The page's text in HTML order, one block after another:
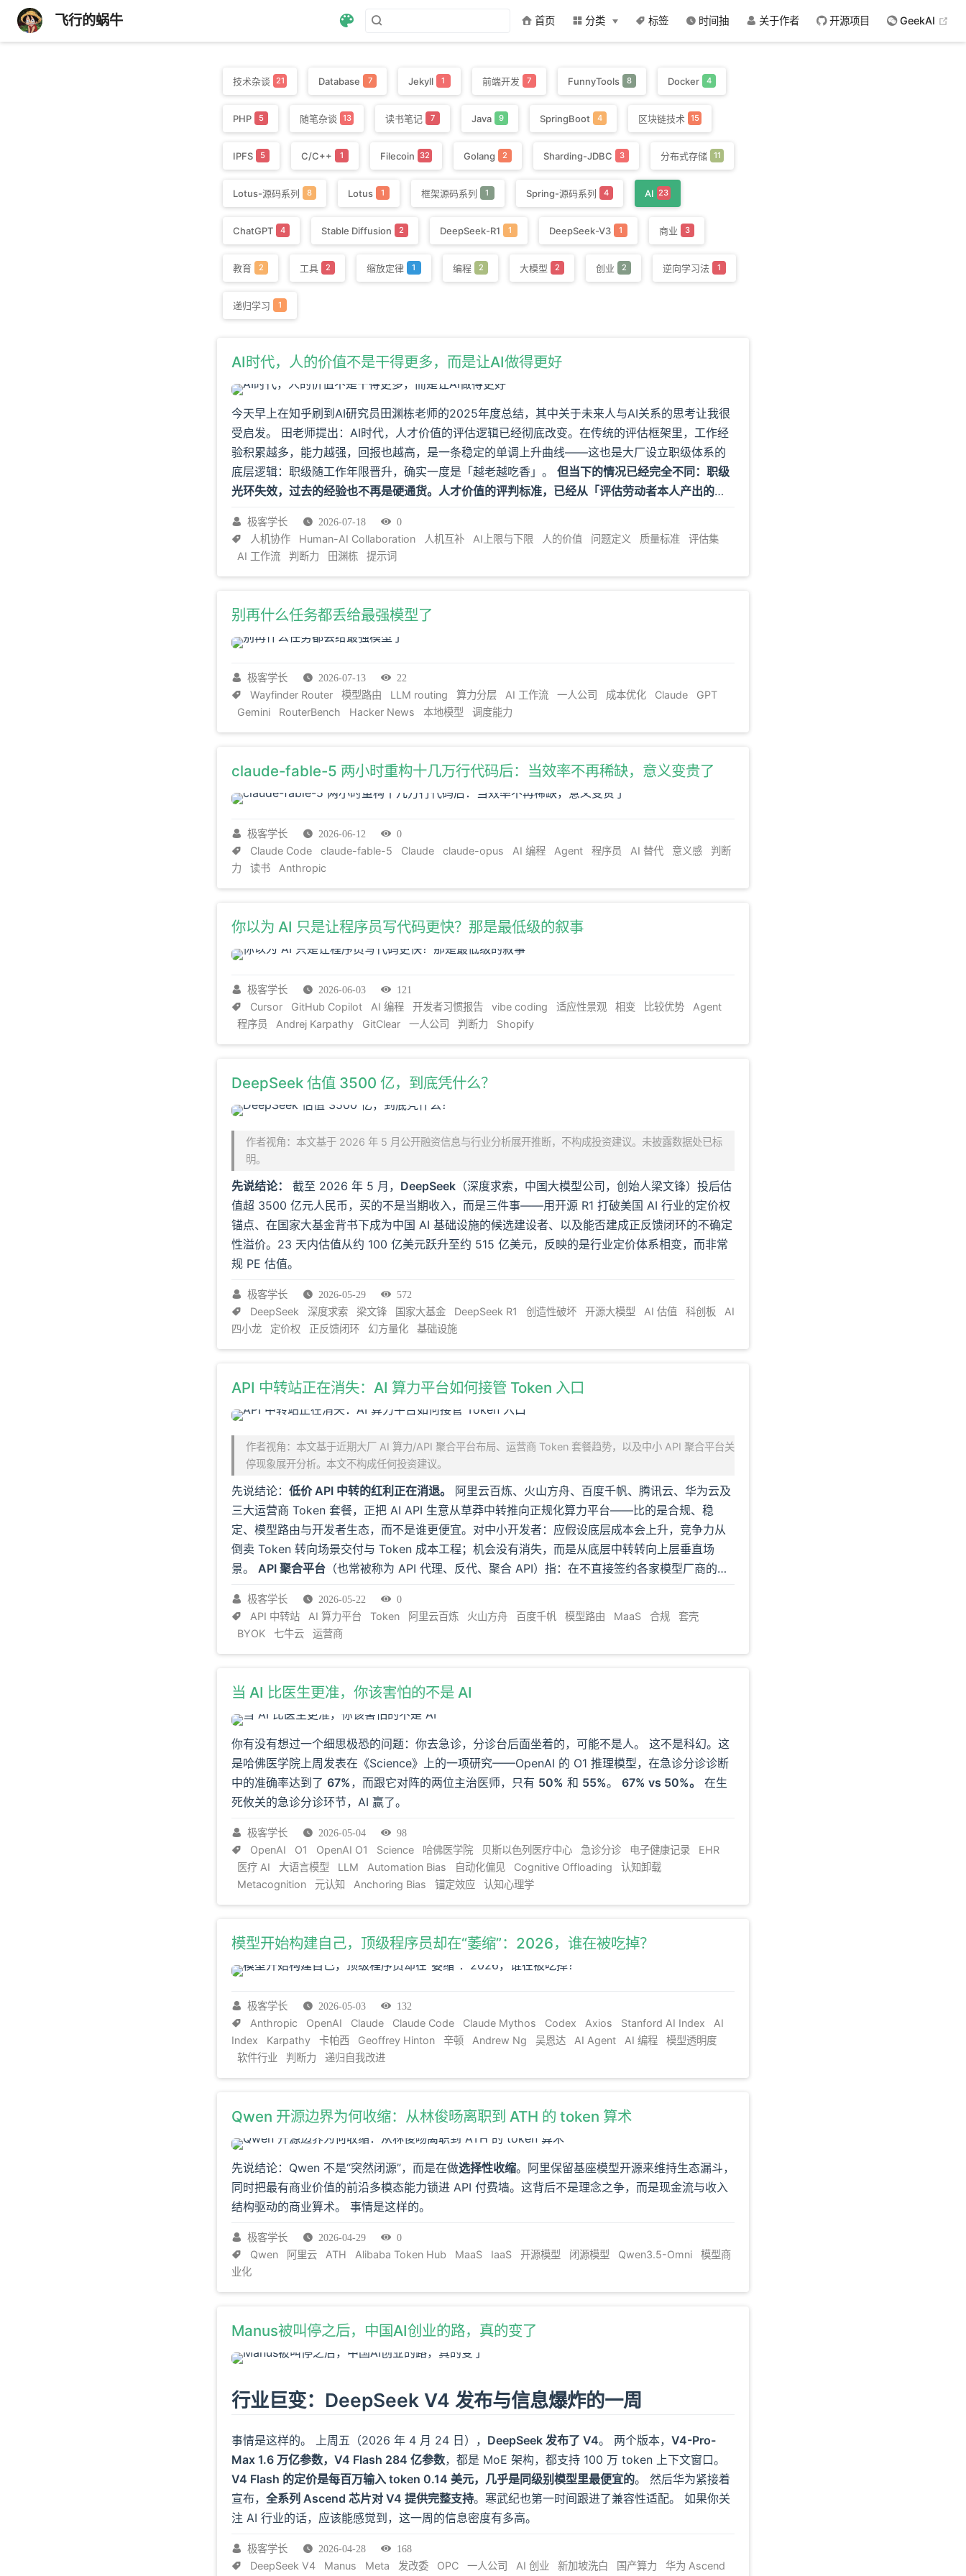
飞行的蜗牛 首页 分类 标签 时间抽 关于作者 开源项目 GeekAI
技术杂谈 21 Database 7 Jekyll 1 前端开发 7 FunnyTools 8 Docker 4
PHP 5 随笔杂谈 13 读书笔记 7 Java 9 SpringBoot 4 区块链技术 15
IPFS 5 C/C++ 1 Filecoin 32 Golang 2 Sharding-JDBC 3 分布式存储 11
Lotus-源码系列 8 Lotus 1 框架源码系列 1 Spring-源码系列 4 AI 23
ChatGPT 4 Stable Diffusion 2 DeepSeek-R1 1 DeepSeek-V3 1 商业 3
教育 2 工具 2 缩放定律 1 编程 2 大模型 2 创业 2 逆向学习法 1
递归学习 1
AI时代，人的价值不是干得更多，而是让AI做得更好
今天早上在知乎刷到AI研究员田渊栋老师的2025年度总结，其中关于未来人与AI关系的思考让我很
受启发。
田老师提出：AI时代，人才价值的评估逻辑已经彻底改变。在传统的评估框架里，工作经
验积累越多，能力越强，回报也越高，是一条稳定的单调上升曲线——这也是大厂设立职级体系的
底层逻辑：职级随工作年限晋升，确实一度是「越老越吃香」。
但当下的情况已经完全不同：职级
光环失效，过去的经验也不再是硬通货。人才价值的评判标准，已经从「评估劳动者本人产出的劳
出，这样的人才真正具备不可替代的价值。
只看劳动数量，前者似乎更有价值。
但在AI时代，可能恰恰相反。后者用两小时定义问题、拆解任
成本，却没有降低判断答案的成本。 它让文字、代码、图像、表格和方案大量出现，却没有替你决
定哪个问题值得回答，也没有保证答案适合你的场景。生成端越来越便宜，判断端反而越来越重
要。 这篇文章想讨论的不是一句口号，而是一种工作模型。读完以后，你可以用一套二维标准判断
判断层。
极客学长 2026-07-18 0
人机协作 Human-AI Collaboration 人机互补 AI上限与下限 人的价值 问题定义 质量标准
评估集
AI 工作流
判断力 田渊栋 提示词
别再什么任务都丢给最强模型了
极客学长 2026-07-13 22
Wayfinder Router 模型路由 LLM routing 算力分层 AI 工作流 一人公司 成本优化 Claude
GPT
Gemini
RouterBench Hacker News 本地模型 调度能力
claude-fable-5 两小时重构十几万行代码后：当效率不再稀缺，意义变贵了
极客学长 2026-06-12 0
Claude Code claude-fable-5 Claude claude-opus AI 编程 Agent 程序员 AI 替代 意义感
判断
力
读书 Anthropic
你以为 AI 只是让程序员写代码更快？那是最低级的叙事
极客学长 2026-06-03 121
Cursor GitHub Copilot AI 编程 开发者习惯报告 vibe coding 适应性景观 相变 比较优势
Agent
程序员
Andrej Karpathy GitClear 一人公司 判断力 Shopify
DeepSeek 估值 3500 亿，到底凭什么？
作者视角：本文基于 2026 年 5 月公开融资信息与行业分析展开推断，不构成投资建议。未披露数据处已标
明。
先说结论： 截至 2026 年 5 月， DeepSeek （深度求索，中国大模型公司，创始人梁文锋）投后估
值超 3500 亿元人民币，买的不是当期收入，而是三件事——用开源 R1 打破美国 AI 行业的定价权
锚点、在国家大基金背书下成为中国 AI 基础设施的候选建设者、以及能否建成正反馈闭环的不确定
性溢价。23 天内估值从约 100 亿美元跃升至约 515 亿美元，反映的是行业定价体系相变，而非常
规 PE 估值。
极客学长 2026-05-29 572
DeepSeek 深度求索 梁文锋 国家大基金 DeepSeek R1 创造性破坏 开源大模型 AI 估值 科创板
AI
四小龙
定价权 正反馈闭环 幻方量化 基础设施
API 中转站正在消失：AI 算力平台如何接管 Token 入口
作者视角：本文基于近期大厂 AI 算力/API 聚合平台布局、运营商 Token 套餐趋势，以及中小 API 聚合平台关
停现象展开分析。本文不构成任何投资建议。
先说结论： 低价 API 中转的红利正在消退。
阿里云百炼、火山方舟、百度千帆、腾讯云、华为云及
三大运营商 Token 套餐，正把 AI API 生意从草莽中转推向正规化算力平台——比的是合规、稳
定、模型路由与开发者生态，而不是谁更便宜。对中小开发者：应假设底层成本会上升，竞争力从
倒卖 Token 转向场景交付与 Token 成本工程；机会没有消失，而是从底层中转转向上层垂直场
景。
API 聚合平台 （也常被称为 API 代理、反代、聚合 API）指：在不直接签约各家模型厂商的前
极客学长 2026-05-22 0
API 中转站 AI 算力平台 Token 阿里云百炼 火山方舟 百度千帆 模型路由 MaaS 合规
套壳
BYOK
七牛云 运营商
当 AI 比医生更准，你该害怕的不是 AI
你有没有想过一个细思极恐的问题：你去急诊，分诊台后面坐着的，可能不是人。
这不是科幻。这
是哈佛医学院上周发表在《Science》上的一项研究——OpenAI 的 O1 推理模型，在急诊分诊诊断
中的准确率达到了 67%，而跟它对阵的两位主治医师，只有 50% 和 55%。 67% vs 50%。
在生
死攸关的急诊分诊环节，AI 赢了。
极客学长 2026-05-04 98
OpenAI O1 OpenAI O1 Science 哈佛医学院 贝斯以色列医疗中心 急诊分诊 电子健康记录
EHR
医疗 AI
大语言模型 LLM Automation Bias 自动化偏见 Cognitive Offloading
认知卸载
Metacognition
元认知 Anchoring Bias 锚定效应 认知心理学
模型开始构建自己，顶级程序员却在“萎缩”：2026，谁在被吃掉？
极客学长 2026-05-03 132
Anthropic OpenAI Claude Claude Code Claude Mythos Codex Axios Stanford AI Index
AI
Index
Karpathy 卡帕西 Geoffrey Hinton 辛顿 Andrew Ng 吴恩达 AI Agent AI 编程
模型透明度
软件行业
判断力 递归自我改进
Qwen 开源边界为何收缩：从林俊旸离职到 ATH 的 token 算术
先说结论：Qwen 不是“突然闭源”，而是在做选择性收缩。阿里保留基座模型开源来维持生态漏斗，
同时把最有商业价值的前沿多模态能力锁进 API 付费墙。这背后不是理念之争，而是现金流与收入
结构驱动的商业算术。
事情是这样的。
极客学长 2026-04-29 0
Qwen 阿里云 ATH Alibaba Token Hub MaaS IaaS 开源模型 闭源模型 Qwen3.5-Omni
模型商
业化
Manus被叫停之后，中国AI创业的路，真的变了
行业巨变：DeepSeek V4 发布与信息爆炸的一周
事情是这样的。 上周五（2026 年 4 月 24 日）， DeepSeek 发布了 V4。 两个版本， V4-Pro-
Max 1.6 万亿参数，V4 Flash 284 亿参数，都是 MoE 架构，都支持 100 万 token 上下文窗口。
V4 Flash 的定价是每百万输入 token 0.14 美元，几乎是同级别模型里最便宜的。
然后华为紧接着
宣布， 全系列 Ascend 芯片对 V4 提供完整支持。寒武纪也第一时间跟进了兼容性适配。
如果你关
注 AI 行业的话，应该能感觉到，这一周的信息密度有多高。
极客学长 2026-04-28 168
DeepSeek V4 Manus Meta 发改委 OPC 一人公司 AI 创业 新加坡洗白 国产算力 华为 Ascend